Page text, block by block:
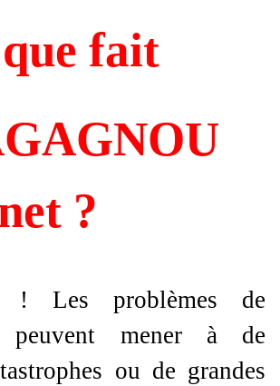
fait
?
! Les problèmes de
peuvent mener à de
ou de grandes